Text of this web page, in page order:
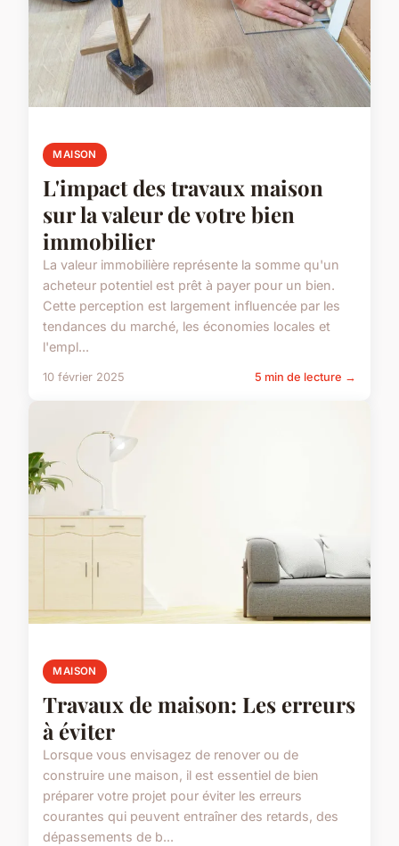
MAISON
L'impact des travaux maison
sur la valeur de votre bien
immobilier
La valeur immobilière représente la somme qu'un
acheteur potentiel est prêt à payer pour un bien.
Cette perception est largement influencée par les
tendances du marché, les économies locales et
l'empl...
10 février 2025 5 min de lecture →
MAISON
Travaux de maison: Les erreurs
à éviter
Lorsque vous envisagez de renover ou de
construire une maison, il est essentiel de bien
préparer votre projet pour éviter les erreurs
courantes qui peuvent entraîner des retards, des
dépassements de b...